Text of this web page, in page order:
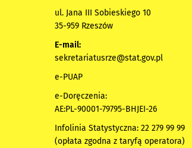
ul. Jana III Sobieskiego 10
35-959 Rzeszów
E-mail:
sekretariatusrze@stat.gov.pl
e-PUAP
e-Doręczenia:
AE:PL-90001-79795-BHJEI-26
Infolinia Statystyczna: 22 279 99 99
(opłata zgodna z taryfą operatora)